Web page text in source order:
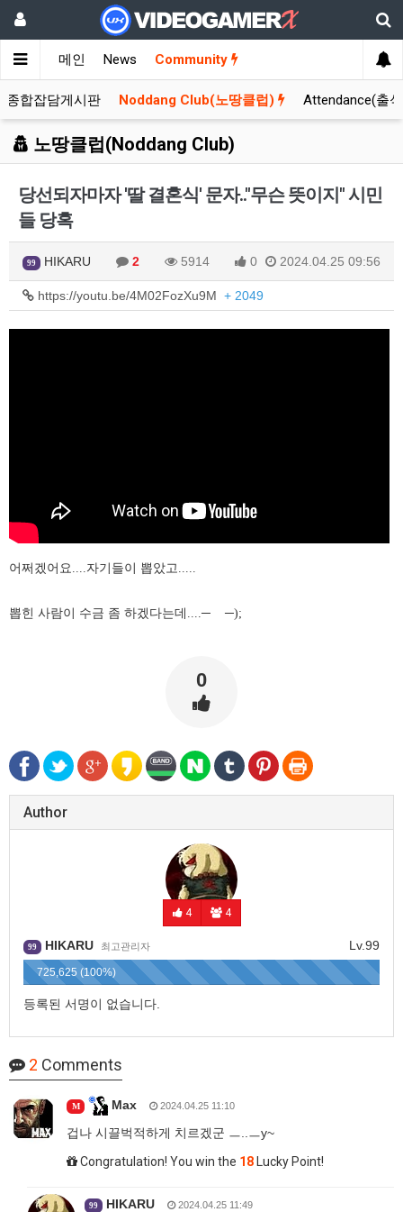
메인 News Community
종합잡담게시판 Noddang Club(노땅클럽) Attendance(출
노땅클럽(Noddang Club)
당선되자마자 '딸 결혼식' 문자.."무슨 뜻이지" 시민
들 당혹
99 HIKARU 2 5914 0 2024.04.25 09:56
https://youtu.be/4M02FozXu9M + 2049
어쩌겠어요....자기들이 뽑았고.....
뽑힌 사람이 수금 좀 하겠다는데....─ ─);
0
Author
4 4
Lv.99
99 HIKARU 최고관리자
725,625 (100%)
등록된 서명이 없습니다.
2 Comments
M Max 2024.04.25 11:10
겁나 시끌벅적하게 치르겠군 ㅡ..ㅡy~
Congratulation! You win the 18 Lucky Point!
99 HIKARU 2024.04.25 11:49